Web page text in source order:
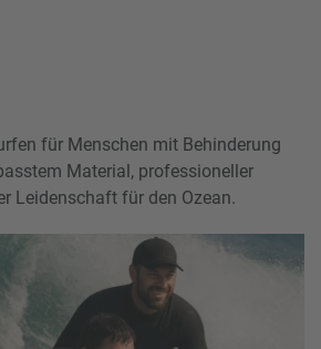
für Menschen mit Behinderung
Material, professioneller
Leidenschaft für den Ozean.